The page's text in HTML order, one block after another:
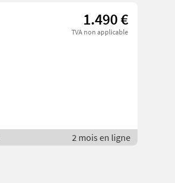
1.490 €
TVA non applicable
2 mois en ligne